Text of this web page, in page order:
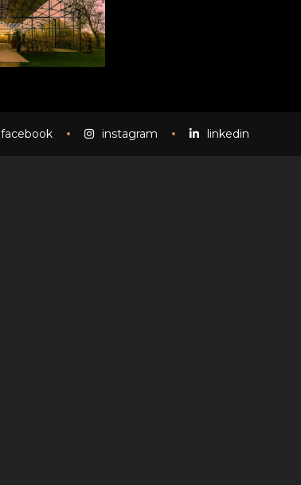
facebook instagram linkedin